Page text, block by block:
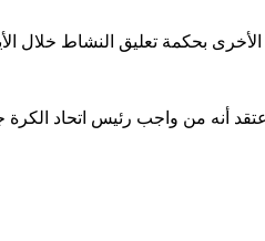
بحكمة تعليق النشاط خلال
أنه من واجب رئيس اتحاد